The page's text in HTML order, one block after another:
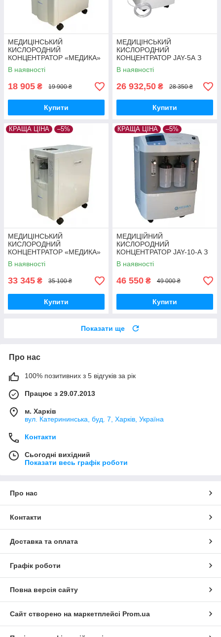
МЕДИЦІНСЬКИЙ
КИСЛОРОДНИЙ
КОНЦЕНТРАТОР «МЕДИКА»
7F-5 З ОПЦІЄЮ КОНТРОЛЮ
КОНЦЕНТРАЦІЇ КИСЛОРОДА
В наявності
18 905 ₴ 19 900 ₴
Купити
МЕДИЦІНСЬКИЙ
КИСЛОРОДНИЙ
КОНЦЕНТРАТОР JAY-5А З
ОПЦІЄЮ КОНТРОЛЮ
КОНЦЕНТРАЦІЇ КИСЛОРОДА.
В наявності
26 932,50 ₴ 28 350 ₴
Купити
КРАЩА ЦІНА –5%
МЕДИЦІНСЬКИЙ
КИСЛОРОДНИЙ
КОНЦЕНТРАТОР «МЕДИКА»
7F-5 З ОПЦІЄЮ КОНТРОЛЮ
КОНЦЕНТРАЦІЇ КИСЛОРОДА
В наявності
33 345 ₴ 35 100 ₴
Купити
КРАЩА ЦІНА –5%
МЕДИЦІЙНИЙ
КИСЛОРОДНИЙ
КОНЦЕНТРАТОР JAY-10-А З
ОПЦІЄЮ КОНТРОЛЮ
КОНЦЕНТРАЦІЇ КИСЛОРОДА
В наявності
46 550 ₴ 49 000 ₴
Купити
Показати ще
Про нас
100% позитивних з 5 відгуків за рік
Працює з 29.07.2013
м. Харків
вул. Катерининська, буд. 7, Харків, Україна
Контакти
Сьогодні вихідний
Показати весь графік роботи
Про нас
Контакти
Доставка та оплата
Графік роботи
Повна версія сайту
Сайт створено на маркетплейсі Prom.ua